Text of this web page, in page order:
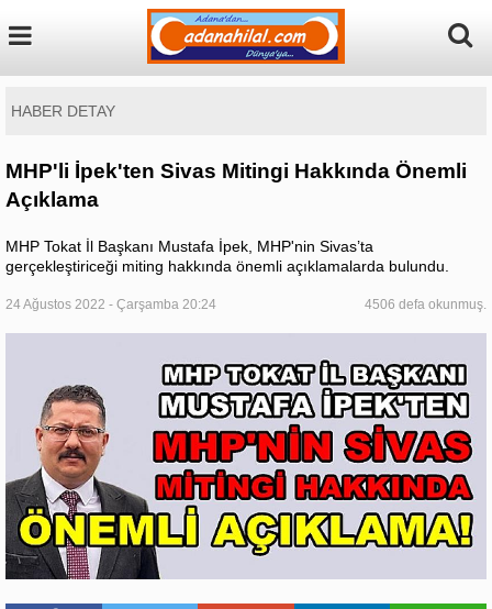
HABER DETAY
MHP'li İpek'ten Sivas Mitingi Hakkında Önemli
Açıklama
MHP Tokat İl Başkanı Mustafa İpek, MHP'nin Sivas’ta
gerçekleştiriceği miting hakkında önemli açıklamalarda bulundu.
24 Ağustos 2022 - Çarşamba 20:24 4506 defa okunmuş.